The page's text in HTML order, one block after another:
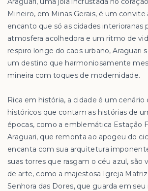
Mineiro, em Minas Gerais, é um convite
encanto que só as cidades interioranas
atmosfera acolhedora e um ritmo de
respiro longe do caos urbano, Araguari
um destino que harmoniosamente
mineira com toques de modernidade.
Rica em história, a cidade é um cenário
históricos que contam as histórias de
épocas, como a emblemática Estação
Araguari, que remonta ao apogeu do
encanta com sua arquitetura
suas torres que rasgam o céu azul, são
de arte, como a majestosa Igreja
Senhora das Dores, que guarda em